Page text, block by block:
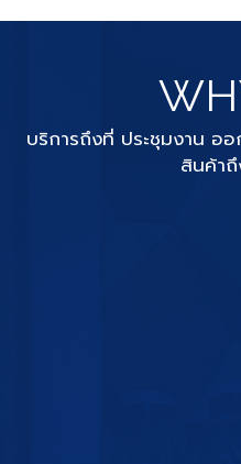
บริการถึงที่ ประชุมงาน อ
สินค้า